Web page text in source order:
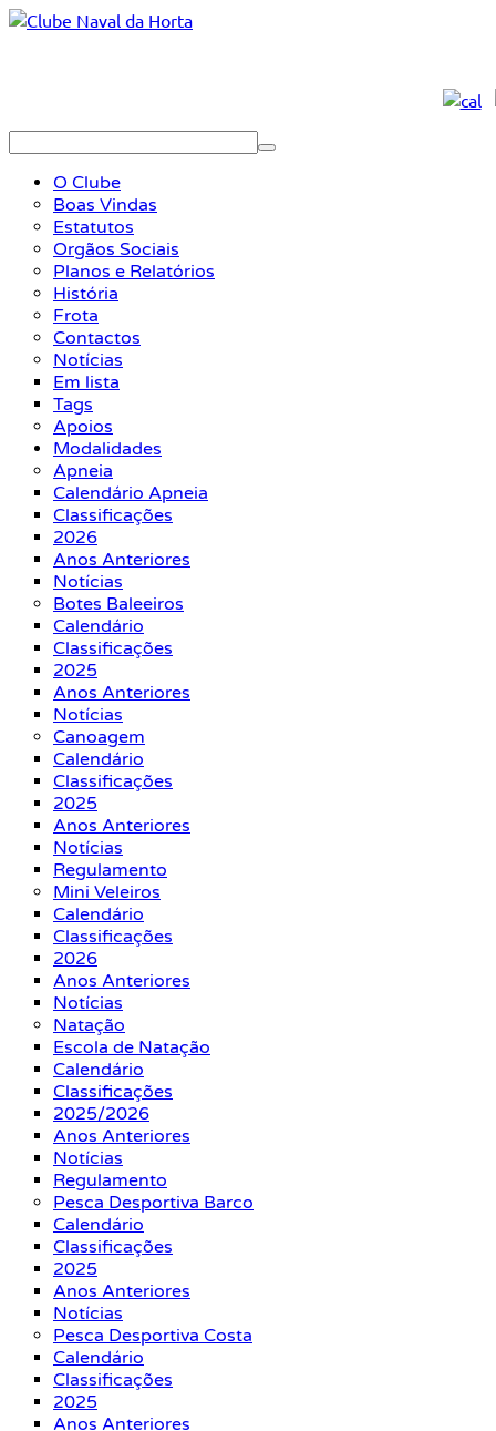
O Clube
Boas Vindas
Estatutos
Orgãos Sociais
Planos e Relatórios
História
Frota
Contactos
Notícias
Em lista
Tags
Apoios
Modalidades
Apneia
Calendário Apneia
Classificações
2026
Anos Anteriores
Notícias
Botes Baleeiros
Calendário
Classificações
2025
Anos Anteriores
Notícias
Canoagem
Calendário
Classificações
2025
Anos Anteriores
Notícias
Regulamento
Mini Veleiros
Calendário
Classificações
2026
Anos Anteriores
Notícias
Natação
Escola de Natação
Calendário
Classificações
2025/2026
Anos Anteriores
Notícias
Regulamento
Pesca Desportiva Barco
Calendário
Classificações
2025
Anos Anteriores
Notícias
Pesca Desportiva Costa
Calendário
Classificações
2025
Anos Anteriores